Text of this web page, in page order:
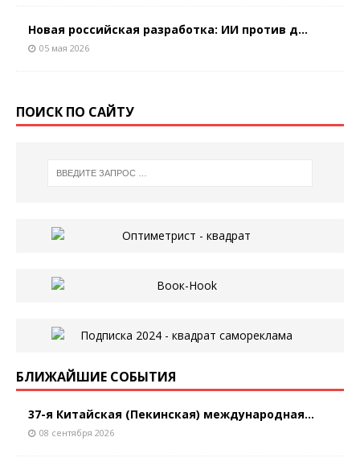
Новая российская разработка: ИИ против д...
05 мая 2026
ПОИСК ПО САЙТУ
БЛИЖАЙШИЕ СОБЫТИЯ
37-я Китайская (Пекинская) международная...
08 сентября 2026